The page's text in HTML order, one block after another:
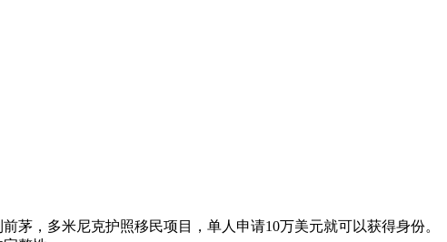
，多米尼克护照移民项目，单人申请10万美元就可以获得身份。